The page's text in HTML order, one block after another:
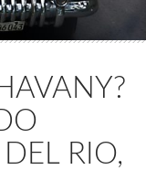
RIO,